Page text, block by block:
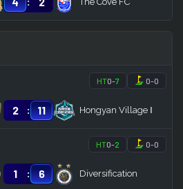
HT0-7 0-0
2 : 11 Hongyan Village Ⅰ
HT0-2 0-0
1 : 6 Diversification